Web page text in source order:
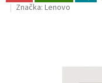
Značka: Lenovo